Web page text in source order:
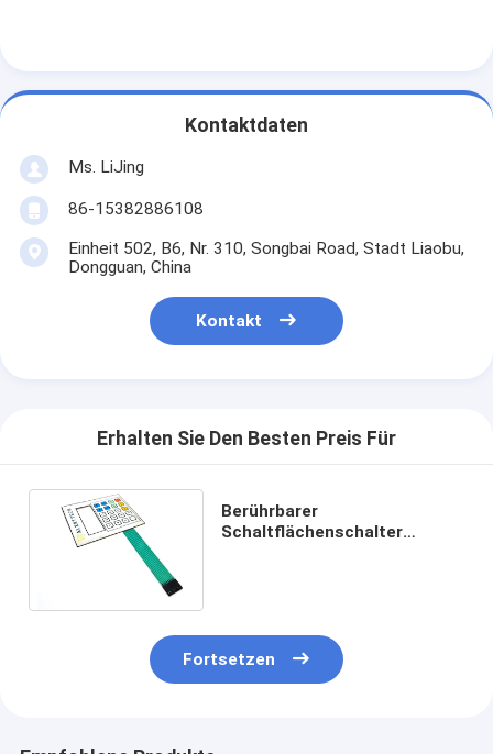
Kontaktdaten
Ms. LiJing
86-15382886108
Einheit 502, B6, Nr. 310, Songbai Road, Stadt Liaobu,
Dongguan, China
Kontakt
Erhalten Sie Den Besten Preis Für
Berührbarer
Schaltflächenschalter
Fortsetzen